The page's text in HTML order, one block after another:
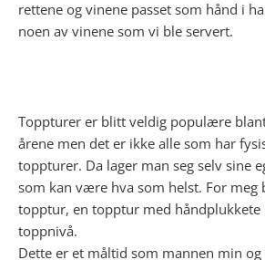
rettene og vinene passet som hånd i
noen av vinene som vi ble servert.
Toppturer er blitt veldig populære
årene men det er ikke alle som har
toppturer. Da lager man seg selv sine
som kan være hva som helst. For meg
topptur, en topptur med håndplukkete
toppnivå.
Dette er et måltid som mannen min